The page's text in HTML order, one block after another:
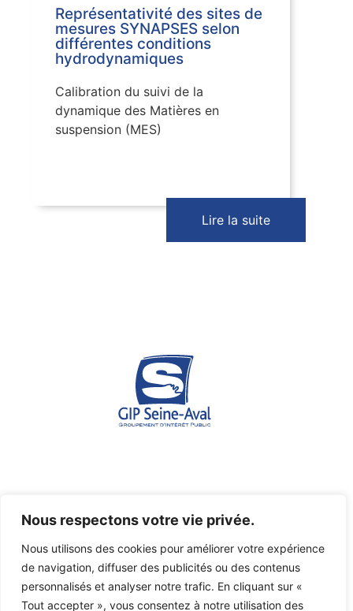
Nous respectons votre vie privée.
Nous utilisons des cookies pour améliorer votre expérience
de navigation, diffuser des publicités ou des contenus
personnalisés et analyser notre trafic. En cliquant sur «
Tout accepter », vous consentez à notre utilisation des
Représentativité des sites de
mesures SYNAPSES selon
différentes conditions
hydrodynamiques
Calibration du suivi de la
dynamique des Matières en
suspension (MES)
Lire la suite
Espace des marégraphes - Quai de Boisguilbert - 76176
ROUEN Cedex 1
07 45 03 46 36
gipsa@seine-aval.fr